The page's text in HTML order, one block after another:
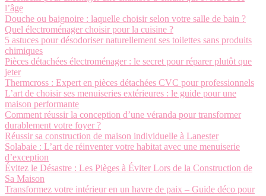
l’âge
Douche ou baignoire : laquelle choisir selon votre salle de bain ?
Quel électroménager choisir pour la cuisine ?
5 astuces pour désodoriser naturellement ses toilettes sans produits
chimiques
Pièces détachées électroménager : le secret pour réparer plutôt que
jeter
Thermcross : Expert en pièces détachées CVC pour professionnels
L’art de choisir ses menuiseries extérieures : le guide pour une
maison performante
Comment réussir la conception d’une véranda pour transformer
durablement votre foyer ?
Réussir sa construction de maison individuelle à Lanester
Solabaie : L’art de réinventer votre habitat avec une menuiserie
d’exception
Évitez le Désastre : Les Pièges à Éviter Lors de la Construction de
Sa Maison
Transformez votre intérieur en un havre de paix – Guide déco pour